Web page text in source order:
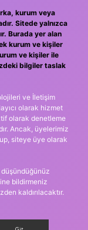
kurum veya
Sitede yalnızca
Burada yer alan
kurum ve kişiler
ve kişiler ile
bilgiler taslak
ve İletişim
olarak hizmet
olarak denetleme
Ancak, üyelerimiz
siteye üye olarak
bildirmeniz
kaldırılacaktır.